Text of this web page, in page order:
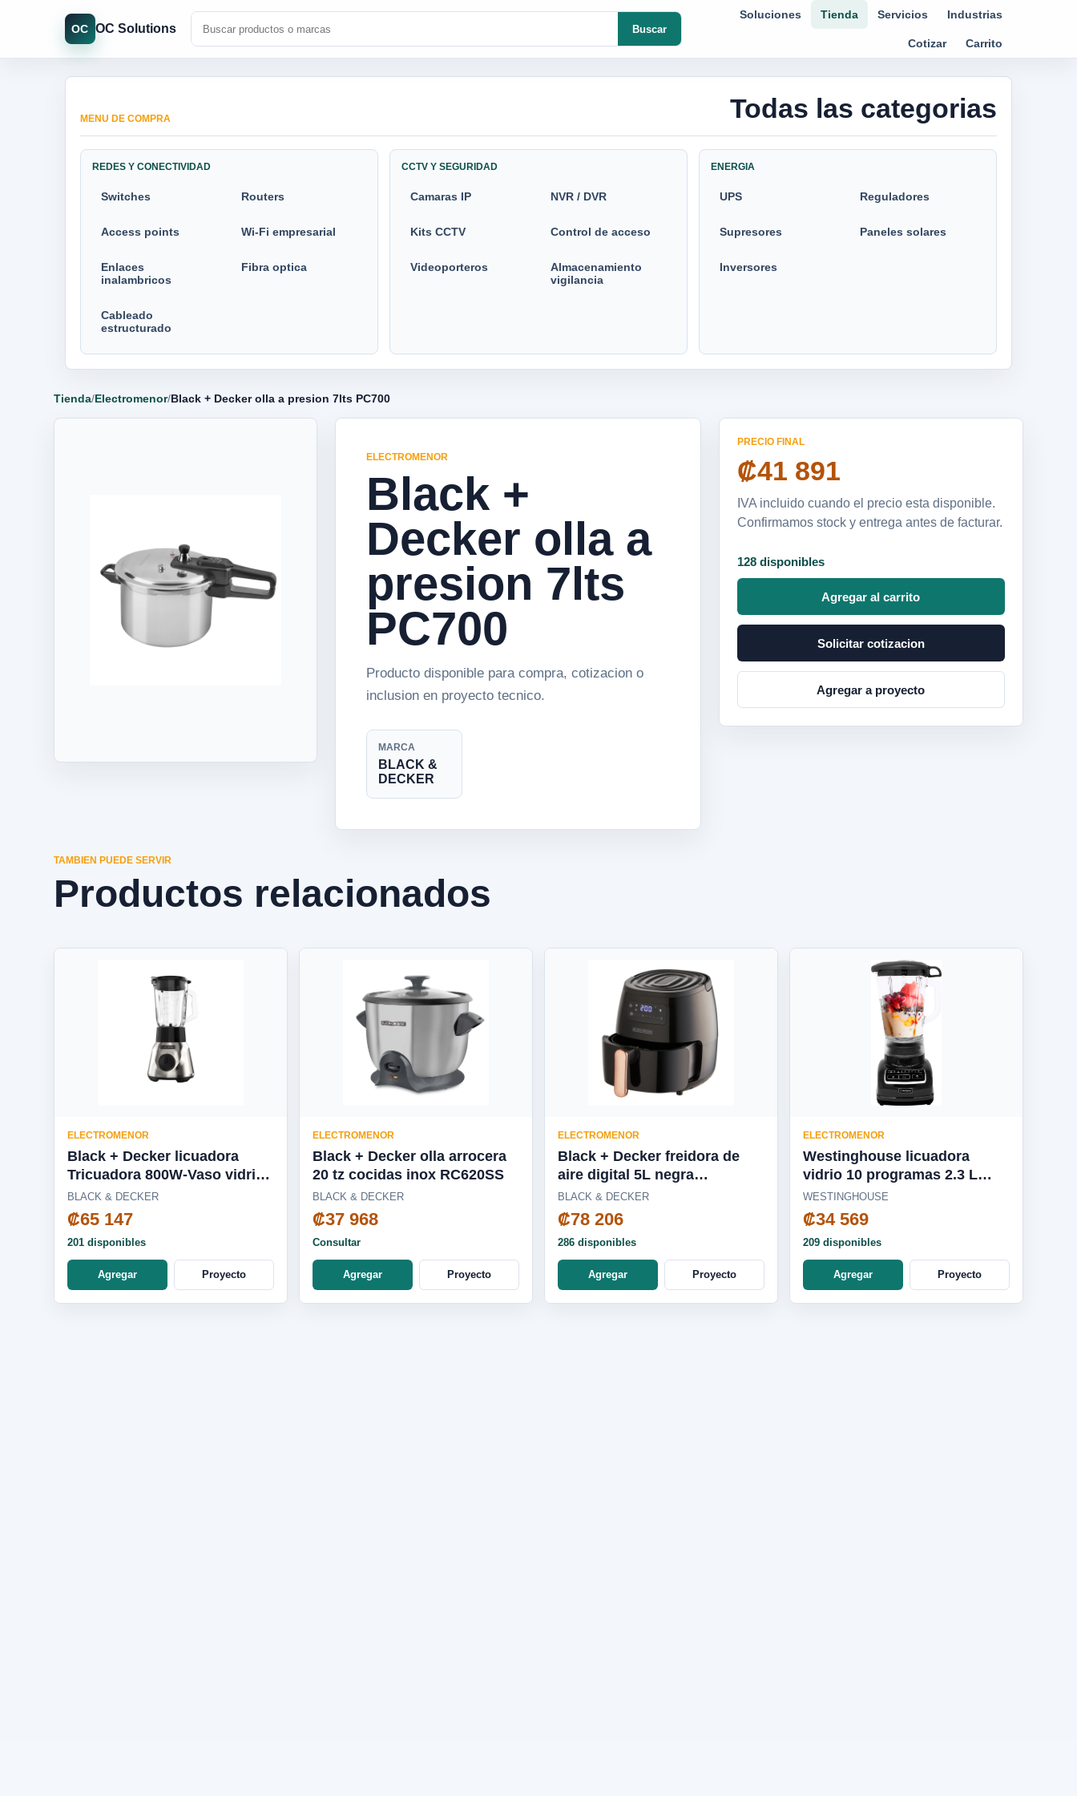
OC OC Solutions Buscar
Soluciones Tienda Servicios Industrias
Cotizar Carrito
MENU DE COMPRA Todas las categorias
REDES Y CONECTIVIDAD
Switches Routers
Access points Wi-Fi empresarial
Enlaces
inalambricos
Fibra optica
Cableado
estructurado
CCTV Y SEGURIDAD
Camaras IP NVR / DVR
Kits CCTV Control de acceso
Videoporteros
Almacenamiento
vigilancia
ENERGIA
UPS Reguladores
Supresores Paneles solares
Inversores
Tienda/Electromenor/Black + Decker olla a presion 7lts PC700
ELECTROMENOR
Black +
Decker olla a
presion 7lts
PC700
Producto disponible para compra, cotizacion o
inclusion en proyecto tecnico.
MARCA
BLACK &
DECKER
PRECIO FINAL
₡41 891
IVA incluido cuando el precio esta disponible.
Confirmamos stock y entrega antes de facturar.
128 disponibles
Agregar al carrito
Solicitar cotizacion
Agregar a proyecto
TAMBIEN PUEDE SERVIR
Productos relacionados
ELECTROMENOR
Black + Decker licuadora
Tricuadora 800W-Vaso vidrio
2 veloc - BL1686-0SDLA
BLACK & DECKER
₡65 147
201 disponibles
Agregar Proyecto
ELECTROMENOR
Black + Decker olla arrocera
20 tz cocidas inox RC620SS
BLACK & DECKER
₡37 968
Consultar
Agregar Proyecto
ELECTROMENOR
Black + Decker freidora de
aire digital 5L negra
HFD5055B
BLACK & DECKER
₡78 206
286 disponibles
Agregar Proyecto
ELECTROMENOR
Westinghouse licuadora
vidrio 10 programas 2.3 L
650W negra - WKBEFL601BK
WESTINGHOUSE
₡34 569
209 disponibles
Agregar Proyecto